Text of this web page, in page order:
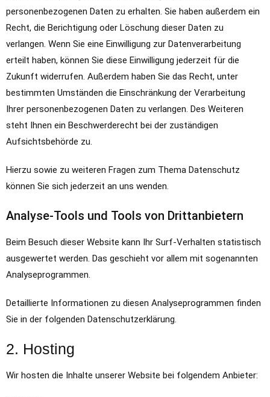
personenbezogenen Daten zu erhalten. Sie haben außerdem ein
Recht, die Berichtigung oder Löschung dieser Daten zu
verlangen. Wenn Sie eine Einwilligung zur Datenverarbeitung
erteilt haben, können Sie diese Einwilligung jederzeit für die
Zukunft widerrufen. Außerdem haben Sie das Recht, unter
bestimmten Umständen die Einschränkung der Verarbeitung
Ihrer personenbezogenen Daten zu verlangen. Des Weiteren
steht Ihnen ein Beschwerderecht bei der zuständigen
Aufsichtsbehörde zu.
Hierzu sowie zu weiteren Fragen zum Thema Datenschutz
können Sie sich jederzeit an uns wenden.
Analyse-Tools und Tools von Dritt­anbietern
Beim Besuch dieser Website kann Ihr Surf-Verhalten statistisch
ausgewertet werden. Das geschieht vor allem mit sogenannten
Analyseprogrammen.
Detaillierte Informationen zu diesen Analyseprogrammen finden
Sie in der folgenden Datenschutzerklärung.
2. Hosting
Wir hosten die Inhalte unserer Website bei folgendem Anbieter: